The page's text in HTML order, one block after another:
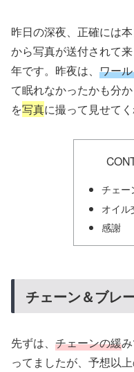
昨日の深夜、正確には
から写真が送付されて
年です。昨夜は、 ワー
て眠れなかったかも分
を写真に撮って見せてく
チェー
オイル
感謝
チェーン＆ブレ
先ずは、 チェーンの緩
ってましたが、予想以